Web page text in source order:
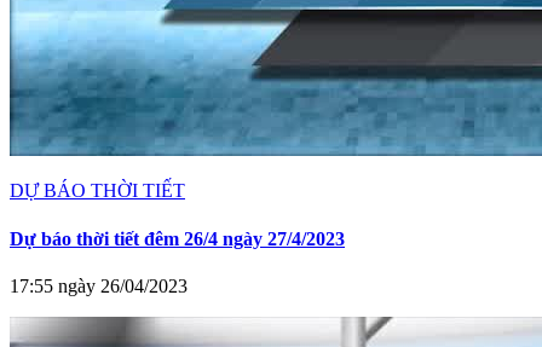
DỰ BÁO THỜI TIẾT
Dự báo thời tiết đêm 26/4 ngày 27/4/2023
17:55 ngày 26/04/2023